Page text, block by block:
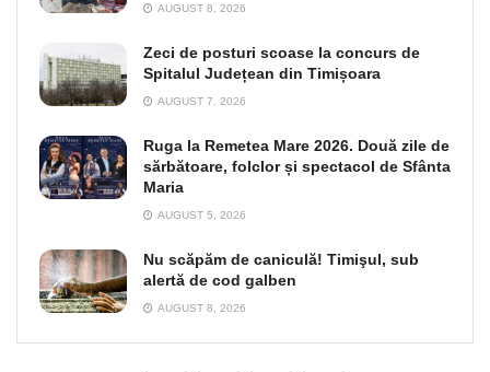
AUGUST 8, 2026
Zeci de posturi scoase la concurs de
Spitalul Județean din Timișoara
AUGUST 7, 2026
Ruga la Remetea Mare 2026. Două zile de
sărbătoare, folclor și spectacol de Sfânta
Maria
AUGUST 5, 2026
Nu scăpăm de caniculă! Timişul, sub
alertă de cod galben
AUGUST 8, 2026